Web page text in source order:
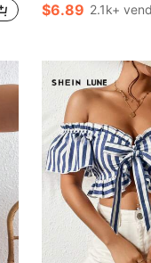
$6.89 2.1k+